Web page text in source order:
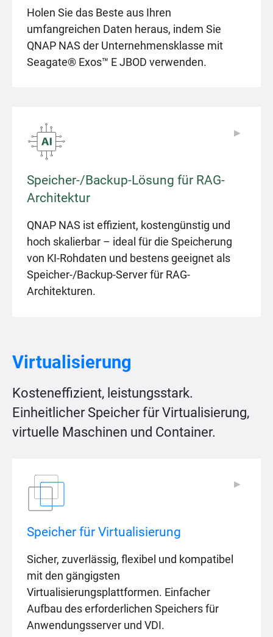
Holen Sie das Beste aus Ihren
umfangreichen Daten heraus, indem Sie
QNAP NAS der Unternehmensklasse mit
Seagate® Exos™ E JBOD verwenden.
Speicher-/Backup-Lösung für RAG-
Architektur
QNAP NAS ist effizient, kostengünstig und
hoch skalierbar – ideal für die Speicherung
von KI-Rohdaten und bestens geeignet als
Speicher-/Backup-Server für RAG-
Architekturen.
▶
Virtualisierung
Kosteneffizient, leistungsstark.
Einheitlicher Speicher für Virtualisierung,
virtuelle Maschinen und Container.
Speicher für Virtualisierung
Sicher, zuverlässig, flexibel und kompatibel
mit den gängigsten
Virtualisierungsplattformen. Einfacher
Aufbau des erforderlichen Speichers für
Anwendungsserver und VDI.
▶